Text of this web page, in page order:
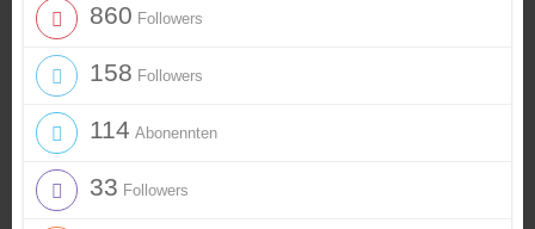
860 Followers
158 Followers
114 Abonennten
33 Followers